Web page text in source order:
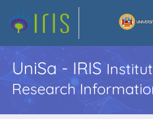
UniSa - IRIS
Research